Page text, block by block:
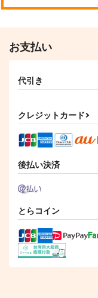
お支払い
代引き
クレジットカード
後払い決済
とらコイン